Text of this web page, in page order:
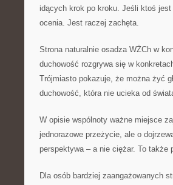
idących krok po kroku. Jeśli ktoś
ocenia. Jest raczej zachęta.
Strona naturalnie osadza WŻCh w
duchowość rozgrywa się w
Trójmiasto pokazuje, że można żyć
duchowość, która nie ucieka od
W opisie wspólnoty ważne miejsce
jednorazowe przeżycie, ale o
perspektywa – a nie ciężar. To
Dla osób bardziej zaangażowanych